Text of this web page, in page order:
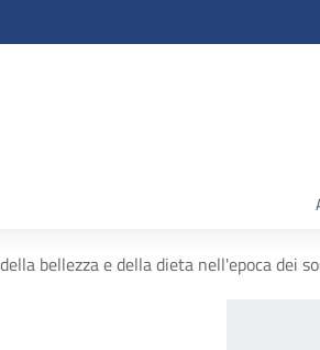
bellezza e della dieta nell'epoca dei